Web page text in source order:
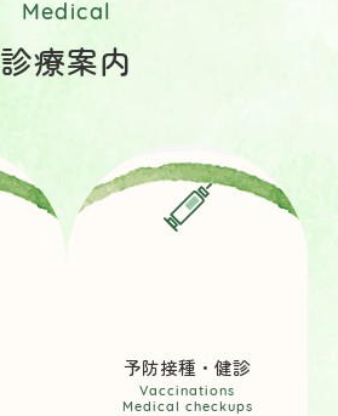
Medical
診療案内
予防接種・健診
Vaccinations
Medical checkups